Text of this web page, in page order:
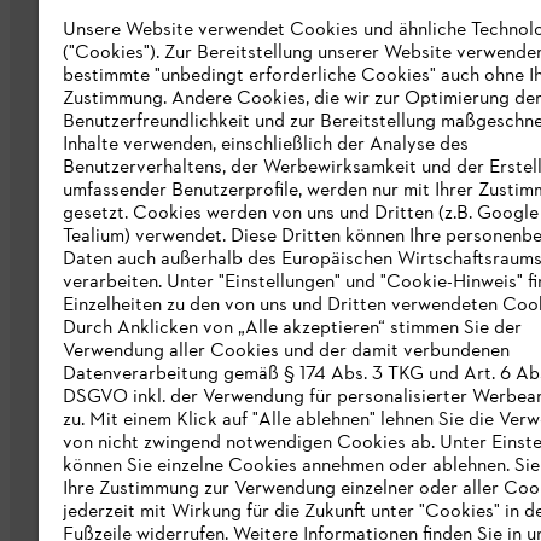
Unternehmen
Über uns
Katalog zum Download
STIHL Hinweisgebersystem
Presse
STIHL Corporate
Datenschutzrichtlinien Impressum
Unsere Website verwendet Cookies und ähnliche
("Cookies"). Zur Bereitstellung unserer Website
bestimmte "unbedingt erforderliche Cookies" auch ohne
Zustimmung. Andere Cookies, die wir zur Optimierung der
Benutzerfreundlichkeit und zur Bereitstellung
Inhalte verwenden, einschließlich der Analyse des
Benutzerverhaltens, der Werbewirksamkeit und der
umfassender Benutzerprofile, werden nur mit Ihrer
gesetzt. Cookies werden von uns und Dritten (z.B.
Tealium) verwendet. Diese Dritten können Ihre
Daten auch außerhalb des Europäischen Wirtschaftsraums
verarbeiten. Unter "Einstellungen" und "Cookie-Hinweis"
Einzelheiten zu den von uns und Dritten verwendeten
Durch Anklicken von „Alle akzeptieren“ stimmen Sie der
Verwendung aller Cookies und der damit verbundenen
Datenverarbeitung gemäß § 174 Abs. 3 TKG und Art. 6
DSGVO inkl. der Verwendung für personalisierter
zu. Mit einem Klick auf "Alle ablehnen" lehnen Sie die
von nicht zwingend notwendigen Cookies ab. Unter
können Sie einzelne Cookies annehmen oder ablehnen.
Ihre Zustimmung zur Verwendung einzelner oder aller
jederzeit mit Wirkung für die Zukunft unter "Cookies" in
Fußzeile widerrufen. Weitere Informationen finden Sie in